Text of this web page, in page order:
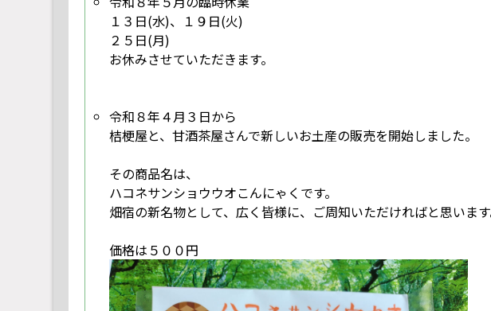
１３日(水)、１９日(火)
２５日(月)
お休みさせていただきます。
令和８年４月３日から
桔梗屋と、甘酒茶屋さんで新しいお土産の販売を開始しました。
その商品名は、
ハコネサンショウウオこんにゃくです。
畑宿の新名物として、広く皆様に、ご周知いただければと思います
価格は５００円